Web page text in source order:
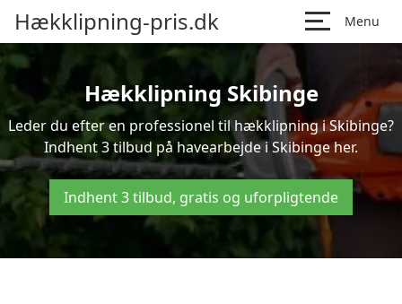
Hækklipning-pris.dk Menu
Hækklipning Skibinge
Leder du efter en professionel til hækklipning i Skibinge?
Indhent 3 tilbud på havearbejde i Skibinge her.
Indhent 3 tilbud, gratis og uforpligtende